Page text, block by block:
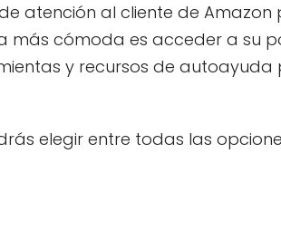
atención al cliente de Amazon
más cómoda es acceder a su
y recursos de
elegir entre todas las